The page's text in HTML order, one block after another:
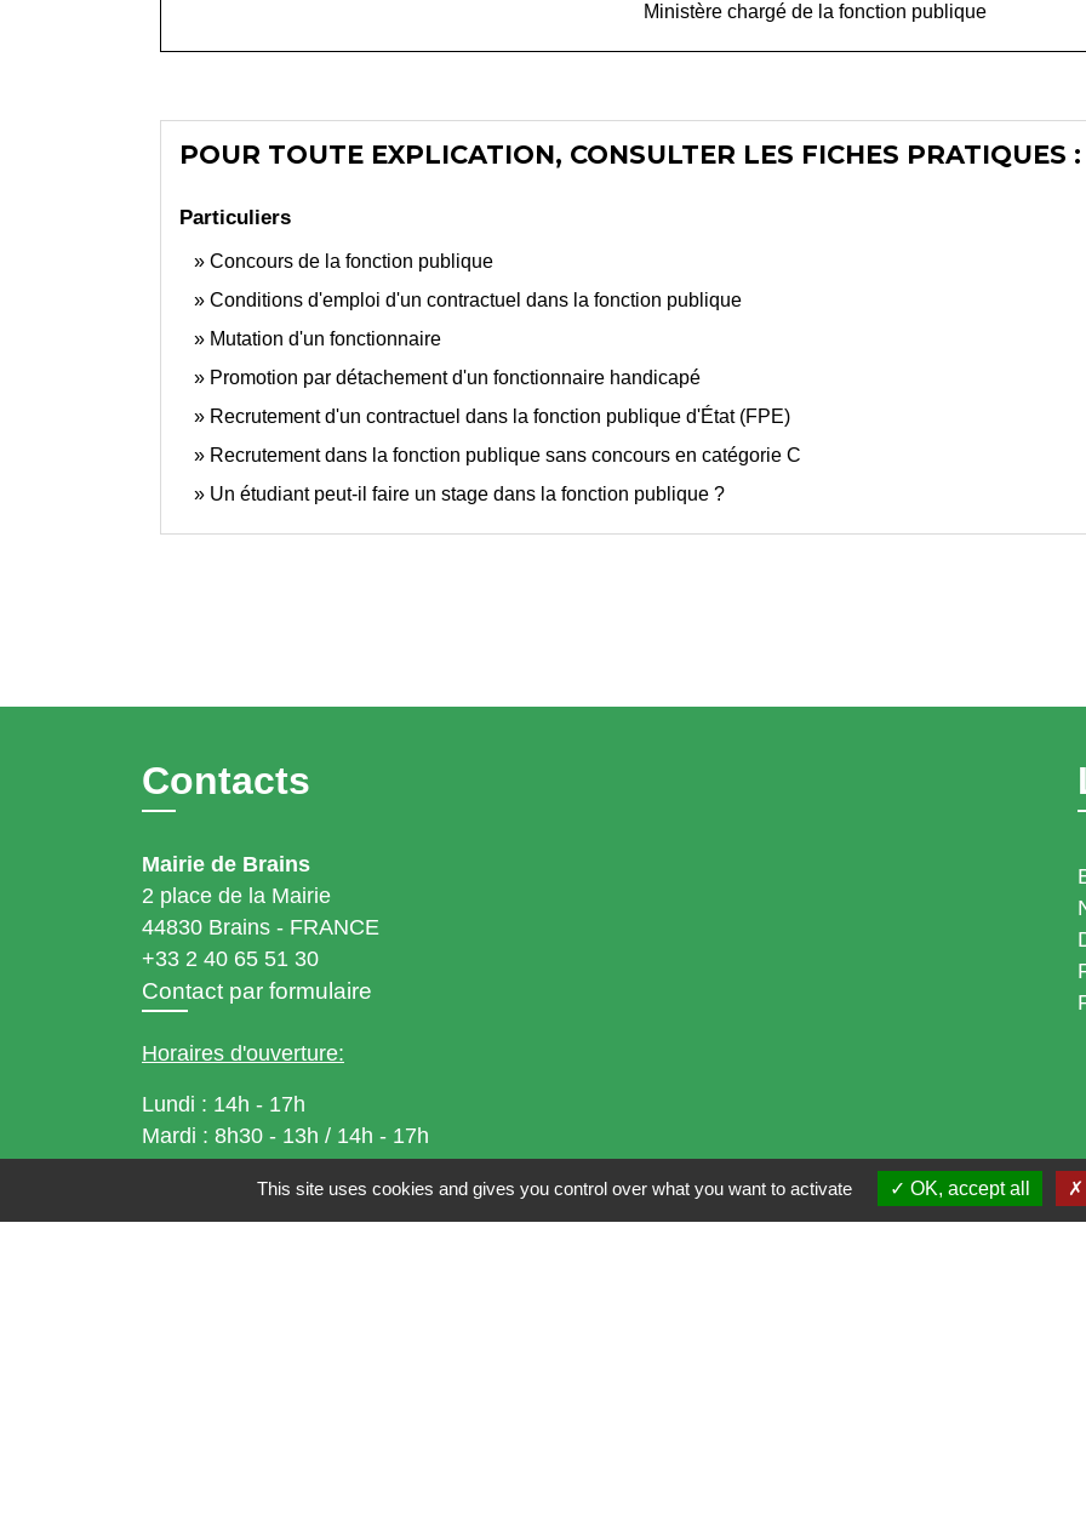
Ministère chargé de la fonction publique
POUR TOUTE EXPLICATION, CONSULTER LES FICHES PRATIQUES :
Particuliers
Concours de la fonction publique
Conditions d'emploi d'un contractuel dans la fonction publique
Mutation d'un fonctionnaire
Promotion par détachement d'un fonctionnaire handicapé
Recrutement d'un contractuel dans la fonction publique d'État (FPE)
Recrutement dans la fonction publique sans concours en catégorie C
Un étudiant peut-il faire un stage dans la fonction publique ?
Contacts
Mairie de Brains
2 place de la Mairie
44830 Brains - FRANCE
+33 2 40 65 51 30
Contact par formulaire
Horaires d'ouverture:
Lundi : 14h - 17h
Mardi : 8h30 - 13h / 14h - 17h
Mercredi : 8h30 - 13h
Jeudi : 8h30 - 13h
Vendredi : 8h30 - 13h / 14h - 17h
This site uses cookies and gives you control over what you want to activate OK, accept all